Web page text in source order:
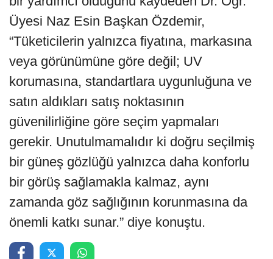
Üyesi Naz Esin Başkan Özdemir,
“Tüketicilerin yalnızca fiyatına, markasına
veya görünümüne göre değil; UV
korumasına, standartlara uygunluğuna ve
satın aldıkları satış noktasının
güvenilirliğine göre seçim yapmaları
gerekir. Unutulmamalıdır ki doğru seçilmiş
bir güneş gözlüğü yalnızca daha konforlu
bir görüş sağlamakla kalmaz, aynı
zamanda göz sağlığının korunmasına da
önemli katkı sunar.” diye konuştu.